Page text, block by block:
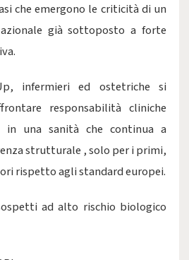
che emergono le criticità di un
già sottoposto a forte
infermieri ed ostetriche si
responsabilità cliniche
in una sanità che continua a
strutturale , solo per i primi,
rispetto agli standard europei.
ad alto rischio biologico